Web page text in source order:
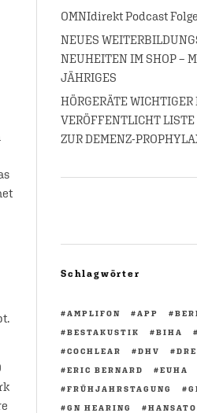
OMNIdirekt Podcast
NEUES
NEUHEITEN IM SHOP –
JÄHRIGES
HÖRGERÄTE WICHTIGER
VERÖFFENTLICHT
ZUR DEMENZ-
Schlagwörter
AMPLIFON APP
BESTAKUSTIK
BIHA
COCHLEAR
DHV
ERIC BERNARD
EUHA
FRÜHJAHRSTAGUNG
GN HEARING